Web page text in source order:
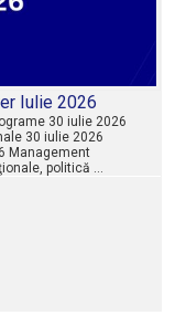
Iulie 2026
30 iulie 2026
30 iulie 2026
Management
politică …